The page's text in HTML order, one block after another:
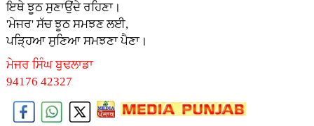
ਇਥੇ ਝੂਠ ਸੁਣਾਉਂਦੇ ਰਹਿਣਾ।
'ਮੇਜਰ' ਸੱਚ ਝੂਠ ਸਮਝਣ ਲਈ,
ਪੜ੍ਹਿਆ ਸੁਣਿਆ ਸਮਝਣਾ ਪੈਣਾ।
ਮੇਜਰ ਸਿੰਘ ਬੁਢਲਾਡਾ
94176 42327